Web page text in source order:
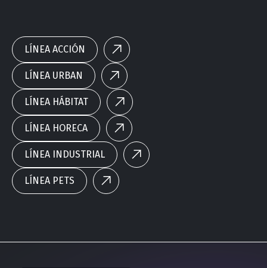
LÍNEA ACCIÓN
LÍNEA URBAN
LÍNEA HÁBITAT
LÍNEA HORECA
LÍNEA INDUSTRIAL
LÍNEA PETS